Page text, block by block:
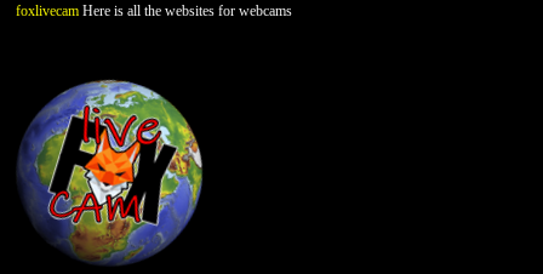
foxlivecam Here is all the websites for webcams